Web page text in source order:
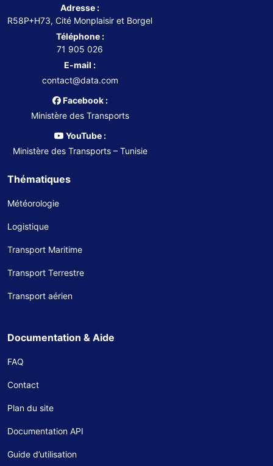
Adresse :
R58P+H73, Cité Monplaisir et Borgel
Téléphone :
71 905 026
E-mail :
contact@data.com
Facebook :
Ministère des Transports
YouTube :
Ministère des Transports – Tunisie
Thématiques
Météorologie
Logistique
Transport Maritime
Transport Terrestre
Transport aérien
Documentation & Aide
FAQ
Contact
Plan du site
Documentation API
Guide d’utilisation